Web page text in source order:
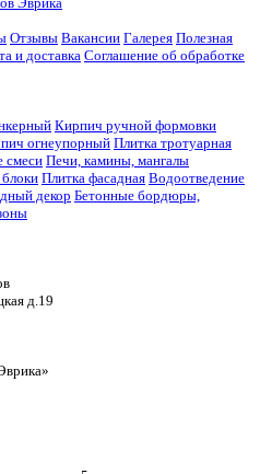
Отзывы Вакансии Галерея Полезная
и доставка Соглашение об обработке
Кирпич ручной формовки
огнеупорный Плитка тротуарная
смеси Печи, камины, мангалы
Плитка фасадная Водоотведение
декор Бетонные бордюры,
д.19